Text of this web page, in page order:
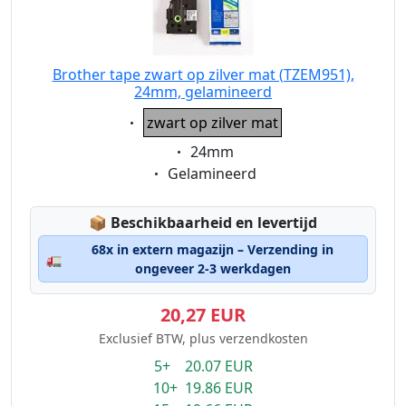
Brother tape zwart op zilver mat (TZEM951),
24mm, gelamineerd
Eigenschaft:
zwart op zilver mat
Eigenschaft:
24mm
Eigenschaft:
Gelamineerd
📦 Lagerstatus:
Beschikbaarheid en levertijd
🚛
68x in extern magazijn – Verzending in
ongeveer 2-3 werkdagen
20,27 EUR
Exclusief BTW, plus verzendkosten
5+ 20.07 EUR
10+ 19.86 EUR